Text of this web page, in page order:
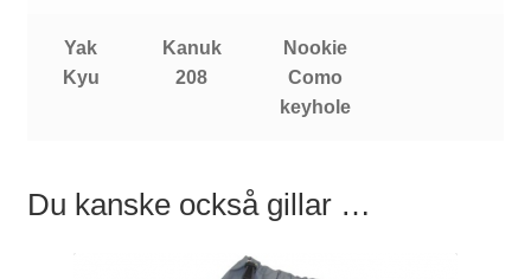
Yak
Kyu
Kanuk
208
Nookie
Como
keyhole
Du kanske också gillar …